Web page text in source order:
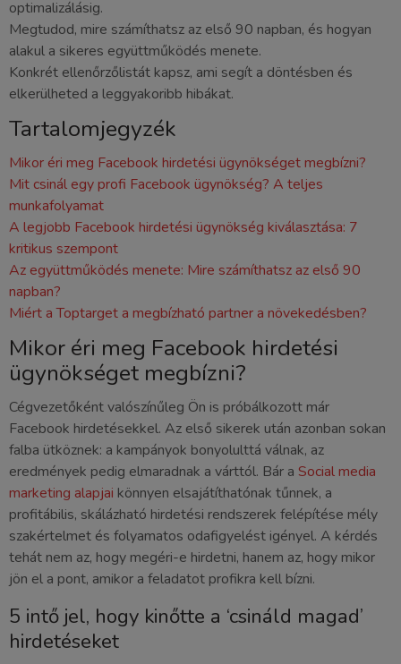
optimalizálásig.
Megtudod, mire számíthatsz az első 90 napban, és hogyan
alakul a sikeres együttműködés menete.
Konkrét ellenőrzőlistát kapsz, ami segít a döntésben és
elkerülheted a leggyakoribb hibákat.
Tartalomjegyzék
Mikor éri meg Facebook hirdetési ügynökséget megbízni?
Mit csinál egy profi Facebook ügynökség? A teljes
munkafolyamat
A legjobb Facebook hirdetési ügynökség kiválasztása: 7
kritikus szempont
Az együttműködés menete: Mire számíthatsz az első 90
napban?
Miért a Toptarget a megbízható partner a növekedésben?
Mikor éri meg Facebook hirdetési
ügynökséget megbízni?
Cégvezetőként valószínűleg Ön is próbálkozott már
Facebook hirdetésekkel. Az első sikerek után azonban sokan
falba ütköznek: a kampányok bonyolulttá válnak, az
eredmények pedig elmaradnak a várttól. Bár a Social media
marketing alapjai könnyen elsajátíthatónak tűnnek, a
profitábilis, skálázható hirdetési rendszerek felépítése mély
szakértelmet és folyamatos odafigyelést igényel. A kérdés
tehát nem az, hogy megéri-e hirdetni, hanem az, hogy mikor
jön el a pont, amikor a feladatot profikra kell bízni.
5 intő jel, hogy kinőtte a ‘csináld magad’
hirdetéseket